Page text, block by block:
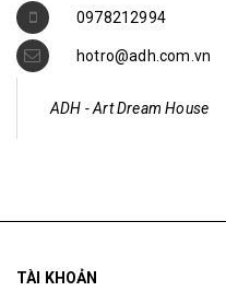
0978212994
hotro@adh.com.vn
ADH - Art Dream House
TÀI KHOẢN